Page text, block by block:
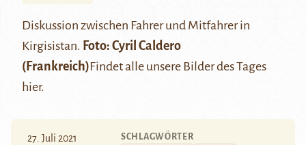
Diskussion zwischen Fahrer und Mitfahrer in
Kirgisistan. Foto: Cyril Caldero
(Frankreich)Findet alle unsere Bilder des Tages
hier.
27. Juli 2021 SCHLAGWÖRTER